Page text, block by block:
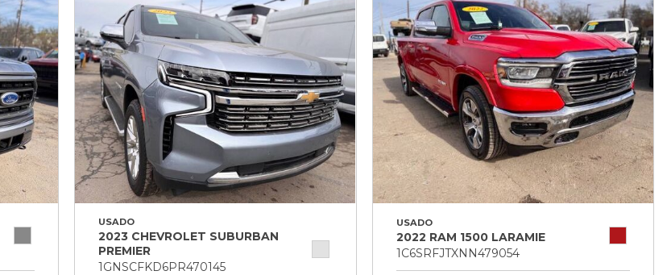
USADO
2023 CHEVROLET SUBURBAN
PREMIER
1GNSCFKD6PR470145
USADO
2022 RAM 1500 LARAMIE
1C6SRFJTXNN479054